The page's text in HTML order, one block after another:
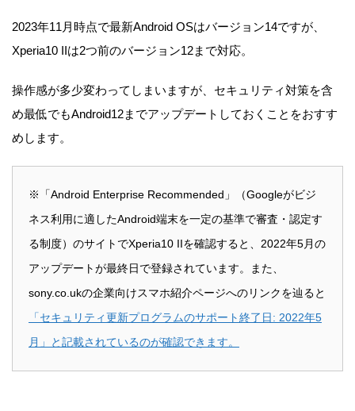
2023年11月時点で最新Android OSはバージョン14ですが、
Xperia10 IIは2つ前のバージョン12まで対応。
操作感が多少変わってしまいますが、セキュリティ対策を含
め最低でもAndroid12までアップデートしておくことをおすす
めします。
※「Android Enterprise Recommended」（Googleがビジ
ネス利用に適したAndroid端末を一定の基準で審査・認定す
る制度）のサイトでXperia10 IIを確認すると、2022年5月の
アップデートが最終日で登録されています。また、
sony.co.ukの企業向けスマホ紹介ページへのリンクを辿ると
「セキュリティ更新プログラムのサポート終了日: 2022年5
月」と記載されているのが確認できます。